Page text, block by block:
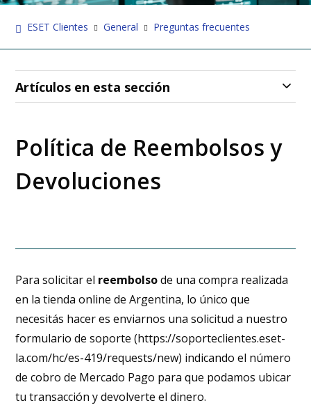
ESET Clientes General Preguntas frecuentes
Artículos en esta sección
Política de Reembolsos y
Devoluciones
Para solicitar el reembolsode una compra realizada
en la tienda online de Argentina, lo único que
necesitás hacer es enviarnos una solicitud a nuestro
formulario de soporte (https://soporteclientes.eset-
la.com/hc/es-419/requests/new) indicando el número
de cobro de Mercado Pago para que podamos ubicar
tu transacción y devolverte el dinero.